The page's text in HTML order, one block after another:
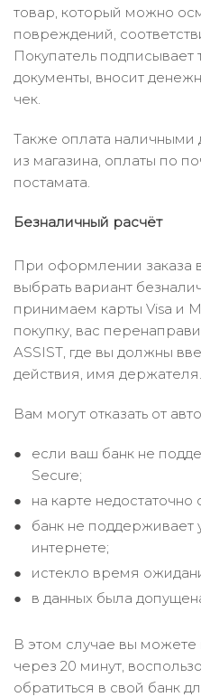
товар, который можно
повреждений,
Покупатель
документы, вносит
чек.
Также оплата наличными
из магазина, оплаты по
постамата.
Безналичный расчёт
При оформлении заказа
выбрать вариант
принимаем карты Visa и
покупку, вас
ASSIST, где вы должны
действия, имя держателя.
Вам могут отказать от
если ваш банк не
Secure;
на карте недостаточно
банк не поддерживает
интернете;
истекло время
в данных была
В этом случае вы можете
через 20 минут,
обратиться в свой банк